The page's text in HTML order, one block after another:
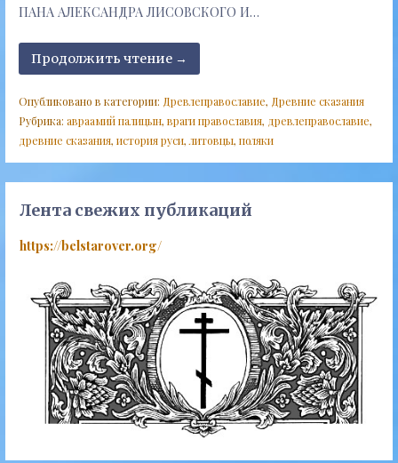
ПАНА АЛЕКСАНДРА ЛИСОВСКОГО И…
Продолжить чтение →
Опубликовано в категории: Древлеправославие, Древние сказания
Рубрика: авраамий палицын, враги православия, древлеправославие,
древние сказания, история руси, литовцы, поляки
Лента свежих публикаций
https://belstarover.org/